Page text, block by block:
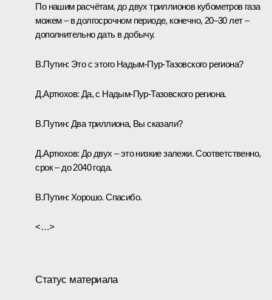
По нашим расчётам, до двух триллионов кубометров газа
можем – в долгосрочном периоде, конечно, 20–30 лет –
дополнительно дать в добычу.
В.Путин: Это с этого Надым-Пур-Тазовского региона?
Д.Артюхов: Да, с Надым-Пур-Тазовского региона.
В.Путин: Два триллиона, Вы сказали?
Д.Артюхов: До двух – это низкие залежи. Соответственно,
срок – до 2040 года.
В.Путин: Хорошо. Спасибо.
<…>
Статус материала